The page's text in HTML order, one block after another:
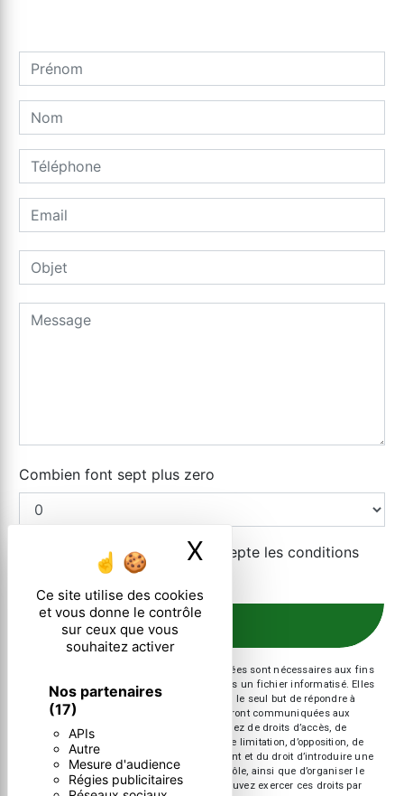
Ce site utilise des cookies
et vous donne le contrôle
sur ceux que vous
souhaitez activer
Nos partenaires
(17)
APIs
Autre
Mesure d'audience
Régies publicitaires
X Masquer le
Combien font sept plus zero
En cochant cette case, j'accepte les conditions
particulières ci-dessous **
ENVOYER
** Les données personnelles communiquées sont nécessaires aux fins
de vous contacter et sont enregistrées dans un fichier informatisé. Elles
sont destinées à et ses sous-traitants dans le seul but de répondre à
votre message. Les données collectées seront communiquées aux
seuls destinataires suivants: . Vous disposez de droits d’accès, de
rectification, d’effacement, de portabilité, de limitation, d’opposition, de
retrait de votre consentement à tout moment et du droit d’introduire une
réclamation auprès d’une autorité de contrôle, ainsi que d’organiser le
sort de vos données post-mortem. Vous pouvez exercer ces droits par